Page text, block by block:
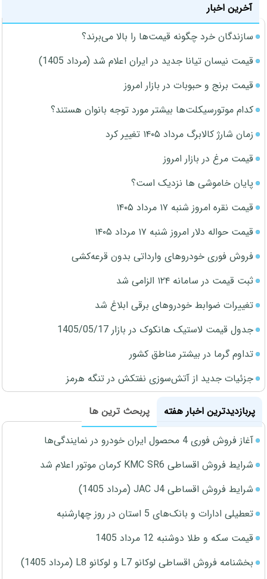
آخرین اخبار
سازندگان خرد چگونه قیمت‌ها را بالا می‌برند؟
قیمت نیسان تیانا جدید در ایران اعلام شد (مرداد 1405)
قیمت برنج و حبوبات در بازار امروز
کدام موتورسیکلت‌ها بیشتر مورد توجه بانوان هستند؟
زمان شارژ کالابرگ مرداد ۱۴۰۵ تغییر کرد
قیمت مرغ در بازار امروز
پایان خاموشی ها نزدیک است؟
قیمت نقره امروز شنبه ۱۷ مرداد ۱۴۰۵
قیمت حواله دلار امروز شنبه ۱۷ مرداد ۱۴۰۵
فروش فوری خودروهای وارداتی بدون قرعه‌کشی
ثبت قیمت در سامانه ۱۲۴ الزامی شد
تغییرات ضوابط خودروهای برقی ابلاغ شد
جدول قیمت لاستیک هانکوک در بازار 1405/05/17
تداوم گرما در بیشتر مناطق کشور
جزئیات جدید از آتش‌سوزی نفتکش در تنگه هرمز
پربازدیدترین اخبار هفته
پربحث ترین ها
آغاز فروش فوری 4 محصول ایران خودرو در نمایندگی‌ها
شرایط فروش اقساطی KMC SR6 کرمان موتور اعلام شد
شرایط فروش اقساطی JAC J4 (مرداد 1405)
تعطیلی ادارات و بانک‌های 5 استان در روز چهارشنبه
قیمت سکه و طلا دوشنبه 12 مرداد 1405
بخشنامه فروش اقساطی لوکانو L7 و لوکانو L8 (مرداد 1405)